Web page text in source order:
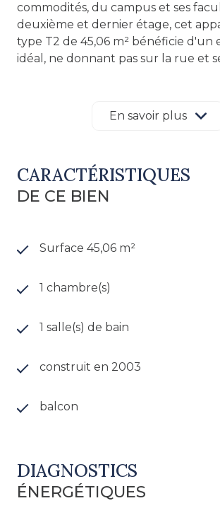
commodités, du campus et ses
deuxième et dernier étage, cet
type T2 de 45,06 m² bénéficie d'un
idéal, ne donnant pas sur la rue et
Cet espace peut aisément accueillir
chambre dotée de placards, Ã une
et Ã des toilettes séparées. Vous
arbres. Une place de parking
130 € de provisions sur charges, soit
mensuel. Les charges courantes
auprès du locataire. Nombre de lot :
Montant théorique des dépenses
usage standard : entre 580 € et 830
112 000 € honoraires d'agence
risques auxquels ce bien est exposé
disponibles sur le site Géorisques
http://www.georisques.gouv.fr.
En savoir plus
CARACTÉRISTIQUES
DE CE BIEN
Surface 45,06 m²
1 chambre(s)
1 salle(s) de bain
construit en 2003
balcon
DIAGNOSTICS
ÉNERGÉTIQUES